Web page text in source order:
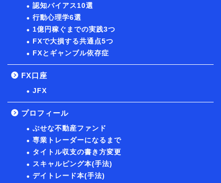
認知バイアス10選
行動心理学6選
1億円稼ぐまでの実践3つ
FXで大損する共通点5つ
FXとギャンブル依存症
FX口座
JFX
プロフィール
ぶせな不動産ファンド
専業トレーダーになるまで
タイトル収支の書き方変更
スキャルピング本(手法)
デイトレード本(手法)